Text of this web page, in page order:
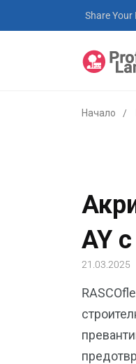
Share
Начало
AY
21.03.2025